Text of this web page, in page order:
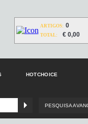
ARTIGOS: 0
TOTAL: € 0,00
HOTCHOICE
PESQUISA